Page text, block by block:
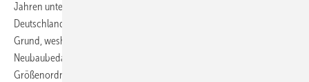
Jahren unterstellt), gehe es bei knapp 40 Mi0. Wohnungen in
Deutschland insoweit um 150.000 bis 200.000 Einheiten. Dies sei der
Grund, weshalb etwa das Pestel-Institut und GEWOS den gesamten
Neubaubedarf - also die Summe von Ersatz- und Zusatzbedarf - in der
Größenordnung von über 300.000 bis 400.000 Wohneinheiten